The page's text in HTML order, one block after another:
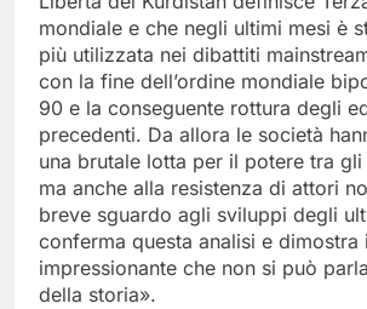
mondiale e che negli ultimi mesi è
più utilizzata nei dibattiti
con la fine dell’ordine mondiale
90 e la conseguente rottura degli
precedenti. Da allora le società
una brutale lotta per il potere tra gli
ma anche alla resistenza di attori
breve sguardo agli sviluppi degli
conferma questa analisi e dimostra
impressionante che non si può
della storia».